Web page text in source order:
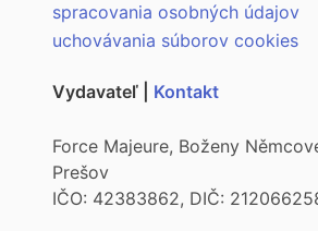
spracovania osobných údajov
uchovávania súborov cookies
Vydavateľ | Kontakt
Force Majeure, Boženy
Prešov
IČO: 42383862, DIČ: